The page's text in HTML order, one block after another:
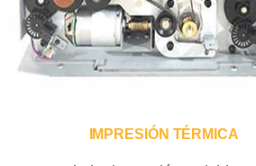
IMPRESIÓN TÉRMICA